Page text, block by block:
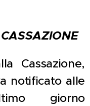
Cassazione,
notificato alle
giorno